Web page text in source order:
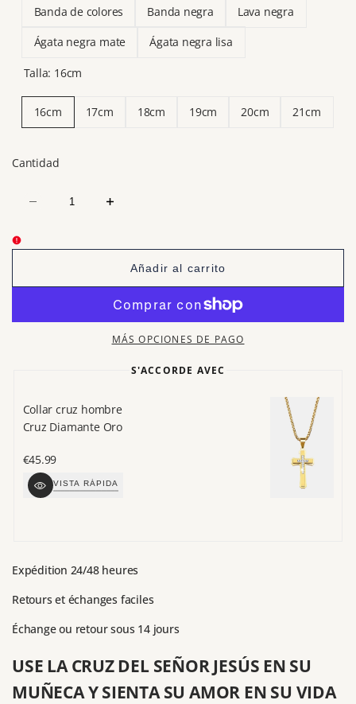
Banda de colores
Banda negra
Lava negra
Ágata negra mate
Ágata negra lisa
Talla: 16cm
16cm 17cm 18cm 19cm 20cm 21cm
Cantidad
Aumentar
Añadir al carrito
MÁS OPCIONES DE PAGO
S'ACCORDE AVEC
Collar cruz hombre
Cruz Diamante Oro
Precio
de
venta
€45.99
VISTA RÁPIDA
Expédition 24/48 heures
Retours et échanges faciles
Échange ou retour sous 14 jours
USE LA CRUZ DEL SEÑOR JESÚS EN SU
MUÑECA Y SIENTA SU AMOR EN SU VIDA